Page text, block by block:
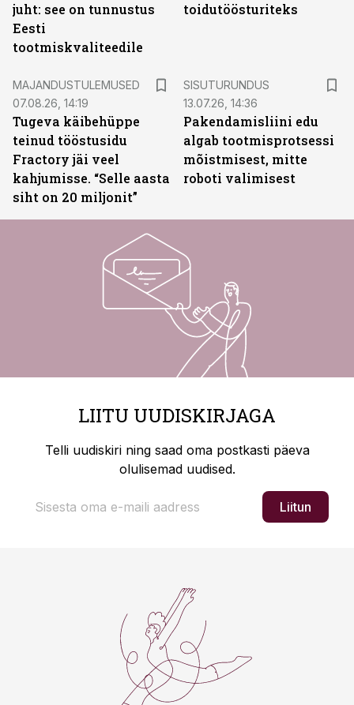
juht: see on tunnustus
Eesti
tootmiskvaliteedile
toidutöösturiteks
MAJANDUSTULEMUSED
07.08.26, 14:19
Tugeva käibehüppe
teinud tööstusidu
Fractory jäi veel
kahjumisse. “Selle aasta
siht on 20 miljonit”
SISUTURUNDUS
13.07.26, 14:36
Pakendamisliini edu
algab tootmisprotsessi
mõistmisest, mitte
roboti valimisest
LIITU UUDISKIRJAGA
Telli uudiskiri ning saad oma postkasti päeva
olulisemad uudised.
Liitun